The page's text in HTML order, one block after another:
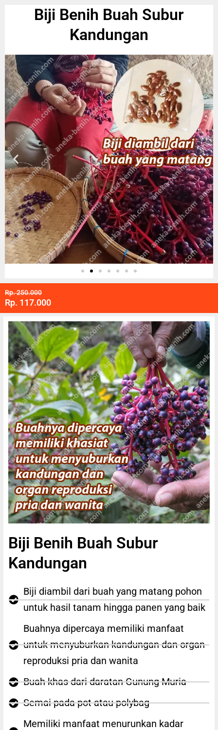
Biji Benih Buah Subur
Kandungan
Rp. 250.000
Rp. 117.000
Biji Benih Buah Subur
Kandungan
Biji diambil dari buah yang matang pohon
untuk hasil tanam hingga panen yang baik
Buahnya dipercaya memiliki manfaat
untuk menyuburkan kandungan dan organ
reproduksi pria dan wanita
Buah khas dari daratan Gunung Muria
Semai pada pot atau polybag
Memiliki manfaat menurunkan kadar